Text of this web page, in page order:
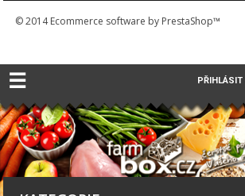
© 2014Ecommerce software by PrestaShop™
☰ PŘIHLÁSIT